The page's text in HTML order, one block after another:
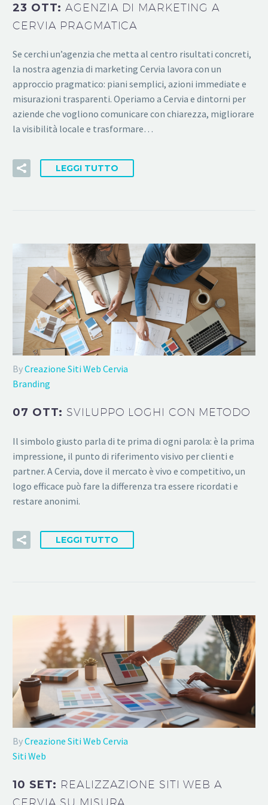
23 OTT:AGENZIA DI MARKETING A
CERVIA PRAGMATICA
Se cerchi un’agenzia che metta al centro risultati concreti,
la nostra agenzia di marketing Cervia lavora con un
approccio pragmatico: piani semplici, azioni immediate e
misurazioni trasparenti. Operiamo a Cervia e dintorni per
aziende che vogliono comunicare con chiarezza, migliorare
la visibilità locale e trasformare…
LEGGI TUTTO
ByCreazione Siti Web Cervia
Branding
07 OTT: SVILUPPO LOGHI CON METODO
Il simbolo giusto parla di te prima di ogni parola: è la prima
impressione, il punto di riferimento visivo per clienti e
partner. A Cervia, dove il mercato è vivo e competitivo, un
logo efficace può fare la differenza tra essere ricordati e
restare anonimi.
LEGGI TUTTO
ByCreazione Siti Web Cervia
Siti Web
10 SET: REALIZZAZIONE SITI WEB A
CERVIA SU MISURA